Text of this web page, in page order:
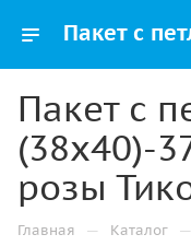
Пакет с
(38х40)-
розы
Главная — Каталог —